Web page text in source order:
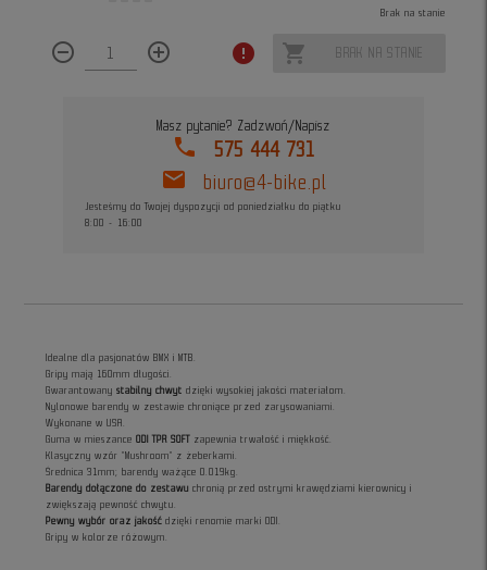
Brak na stanie
remove_circle_outline add_circle_outline error shopping_cart BRAK NA STANIE
Masz pytanie? Zadzwoń/Napisz
phone 575 444 731
mail biuro@4-bike.pl
Jesteśmy do Twojej dyspozycji od poniedziałku do piątku
8:00 - 16:00
Idealne dla pasjonatów BMX i MTB.
Gripy mają 160mm długości.
Gwarantowanystabilny chwyt dzięki wysokiej jakości materiałom.
Nylonowe barendy w zestawie chroniące przed zarysowaniami.
Wykonane w USA.
Guma w mieszanceODI TPR SOFT zapewnia trwałość i miękkość.
Klasyczny wzór "Mushroom" z żeberkami.
Średnica 31mm; barendy ważące 0.019kg.
Barendy dołączone do zestawu chronią przed ostrymi krawędziami kierownicy i
zwiększają pewność chwytu.
Pewny wybór oraz jakość dzięki renomie marki ODI.
Gripy w kolorze różowym.